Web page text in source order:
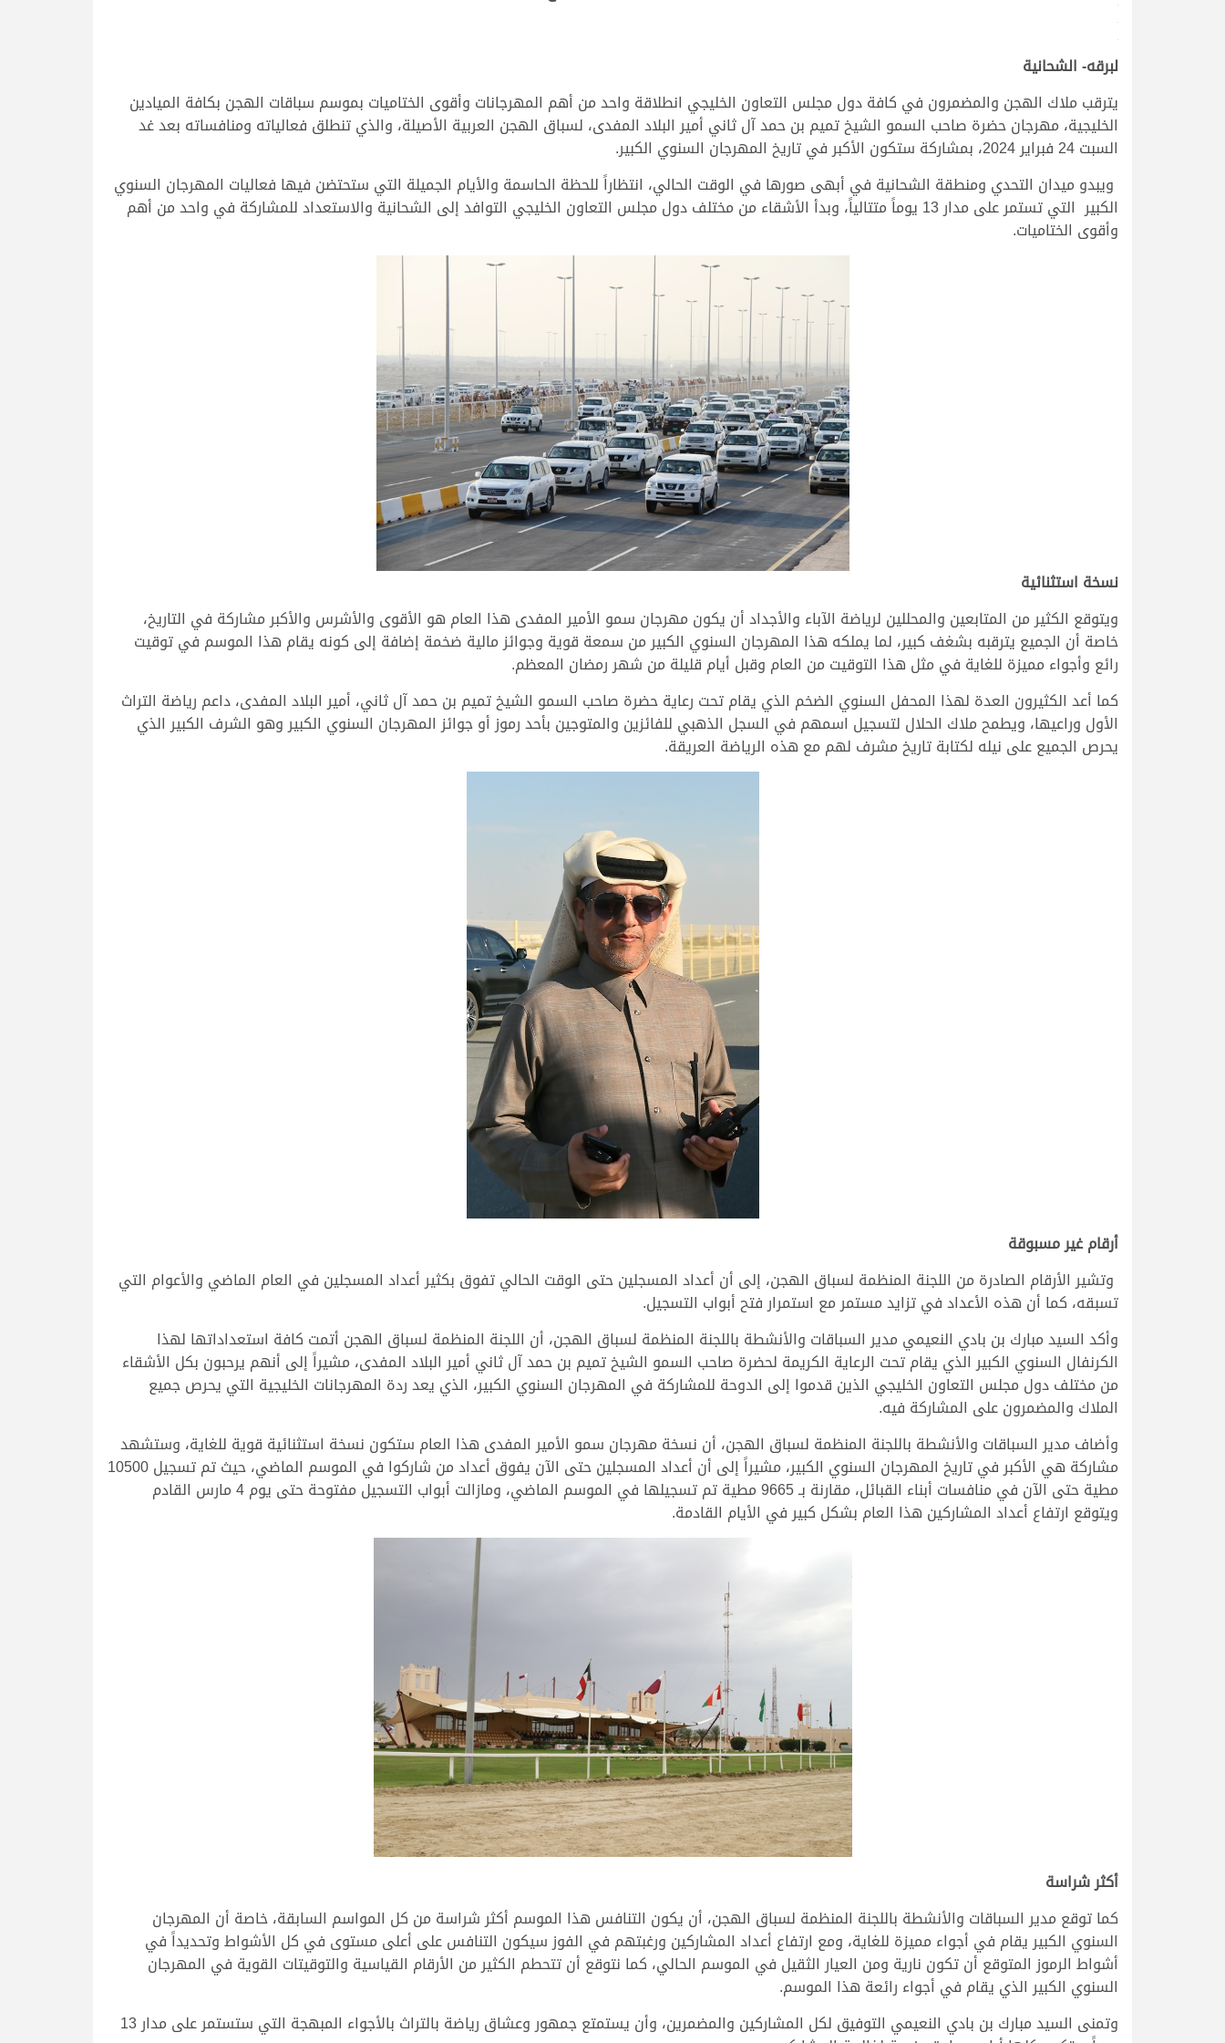
.
.
.
لبرقه- الشحانية
يترقب ملاك الهجن والمضمرون في كافة دول مجلس التعاون الخليجي انطلاقة واحد من أهم المهرجانات وأقوى الختاميات بموسم سباقات الهجن بكافة الميادين
الخليجية، مهرجان حضرة صاحب السمو الشيخ تميم بن حمد آل ثاني أمير البلاد المفدى، لسباق الهجن العربية الأصيلة، والذي تنطلق فعالياته ومنافساته بعد غد
السبت 24 فبراير 2024، بمشاركة ستكون الأكبر في تاريخ المهرجان السنوي الكبير.
ويبدو ميدان التحدي ومنطقة الشحانية في أبهى صورها في الوقت الحالي، انتظاراً للحظة الحاسمة والأيام الجميلة التي ستحتضن فيها فعاليات المهرجان السنوي
الكبير التي تستمر على مدار 13 يوماً متتالياً، وبدأ الأشقاء من مختلف دول مجلس التعاون الخليجي التوافد إلى الشحانية والاستعداد للمشاركة في واحد من أهم
وأقوى الختاميات.
نسخة استثنائية
ويتوقع الكثير من المتابعين والمحللين لرياضة الآباء والأجداد أن يكون مهرجان سمو الأمير المفدى هذا العام هو الأقوى والأشرس والأكبر مشاركة في التاريخ،
خاصة أن الجميع يترقبه بشغف كبير، لما يملكه هذا المهرجان السنوي الكبير من سمعة قوية وجوائز مالية ضخمة إضافة إلى كونه يقام هذا الموسم في توقيت
رائع وأجواء مميزة للغاية في مثل هذا التوقيت من العام وقبل أيام قليلة من شهر رمضان المعظم.
كما أعد الكثيرون العدة لهذا المحفل السنوي الضخم الذي يقام تحت رعاية حضرة صاحب السمو الشيخ تميم بن حمد آل ثاني، أمير البلاد المفدى، داعم رياضة التراث
الأول وراعيها، ويطمح ملاك الحلال لتسجيل اسمهم في السجل الذهبي للفائزين والمتوجين بأحد رموز أو جوائز المهرجان السنوي الكبير وهو الشرف الكبير الذي
يحرص الجميع على نيله لكتابة تاريخ مشرف لهم مع هذه الرياضة العريقة.
أرقام غير مسبوقة
وتشير الأرقام الصادرة من اللجنة المنظمة لسباق الهجن، إلى أن أعداد المسجلين حتى الوقت الحالي تفوق بكثير أعداد المسجلين في العام الماضي والأعوام التي
تسبقه، كما أن هذه الأعداد في تزايد مستمر مع استمرار فتح أبواب التسجيل.
وأكد السيد مبارك بن بادي النعيمي مدير السباقات والأنشطة باللجنة المنظمة لسباق الهجن، أن اللجنة المنظمة لسباق الهجن أتمت كافة استعداداتها لهذا
الكرنفال السنوي الكبير الذي يقام تحت الرعاية الكريمة لحضرة صاحب السمو الشيخ تميم بن حمد آل ثاني أمير البلاد المفدى، مشيراً إلى أنهم يرحبون بكل الأشقاء
من مختلف دول مجلس التعاون الخليجي الذين قدموا إلى الدوحة للمشاركة في المهرجان السنوي الكبير، الذي يعد ردة المهرجانات الخليجية التي يحرص جميع
الملاك والمضمرون على المشاركة فيه.
وأضاف مدير السباقات والأنشطة باللجنة المنظمة لسباق الهجن، أن نسخة مهرجان سمو الأمير المفدى هذا العام ستكون نسخة استثنائية قوية للغاية، وستشهد
مشاركة هي الأكبر في تاريخ المهرجان السنوي الكبير، مشيراً إلى أن أعداد المسجلين حتى الآن يفوق أعداد من شاركوا في الموسم الماضي، حيث تم تسجيل 10500
مطية حتى الآن في منافسات أبناء القبائل، مقارنة بـ 9665 مطية تم تسجيلها في الموسم الماضي، ومازالت أبواب التسجيل مفتوحة حتى يوم 4 مارس القادم
ويتوقع ارتفاع أعداد المشاركين هذا العام بشكل كبير في الأيام القادمة.
أكثر شراسة
كما توقع مدير السباقات والأنشطة باللجنة المنظمة لسباق الهجن، أن يكون التنافس هذا الموسم أكثر شراسة من كل المواسم السابقة، خاصة أن المهرجان
السنوي الكبير يقام في أجواء مميزة للغاية، ومع ارتفاع أعداد المشاركين ورغبتهم في الفوز سيكون التنافس على أعلى مستوى في كل الأشواط وتحديداً في
أشواط الرموز المتوقع أن تكون نارية ومن العيار الثقيل في الموسم الحالي، كما نتوقع أن تتحطم الكثير من الأرقام القياسية والتوقيتات القوية في المهرجان
السنوي الكبير الذي يقام في أجواء رائعة هذا الموسم.
وتمنى السيد مبارك بن بادي النعيمي التوفيق لكل المشاركين والمضمرين، وأن يستمتع جمهور وعشاق رياضة بالتراث بالأجواء المبهجة التي ستستمر على مدار 13